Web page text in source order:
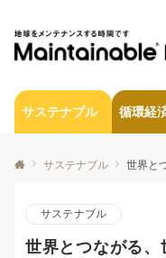
サステナブル 循環経
サステナブル 世界とつ
サステナブル
世界とつながる